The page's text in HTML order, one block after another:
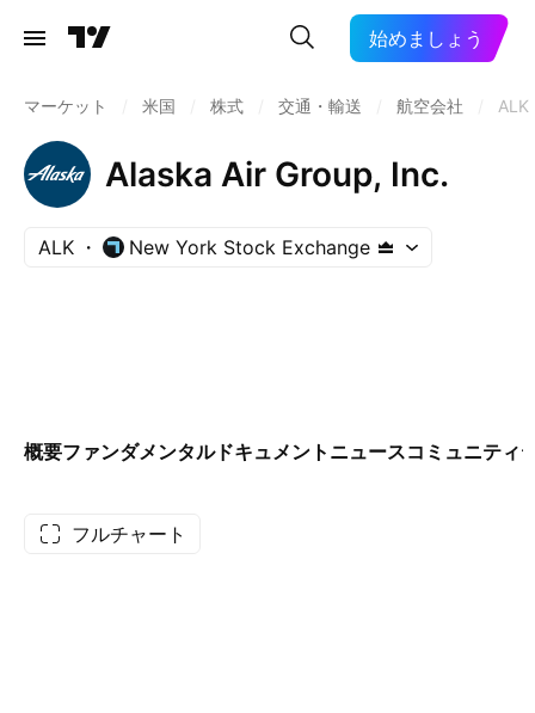
始めましょう
マーケット 米国 株式 交通・輸送 航空会社 ALK
Alaska Air Group, Inc.
ALK New York Stock Exchange
概要ファンダメンタルドキュメント ニュースコミュニティ
フルチャート